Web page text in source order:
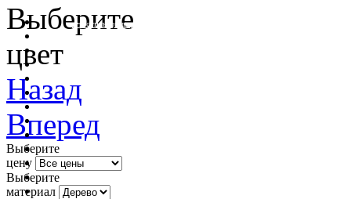
очистить фильтр цвета
Выберите
цвет
Назад
Вперед
Выберите
цену
Выберите
материал